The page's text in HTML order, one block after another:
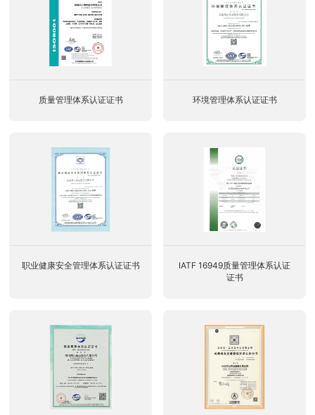
质量管理体系认证证书 环境管理体系认证证书
职业健康安全管理体系认证证书
IATF 16949质量管理体系认证
证书